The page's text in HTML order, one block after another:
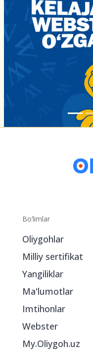
Bo‘limlar
Oliygohlar
Milliy sertifikat
Yangiliklar
Ma'lumotlar
Imtihonlar
Webster
My.Oliygoh.uz